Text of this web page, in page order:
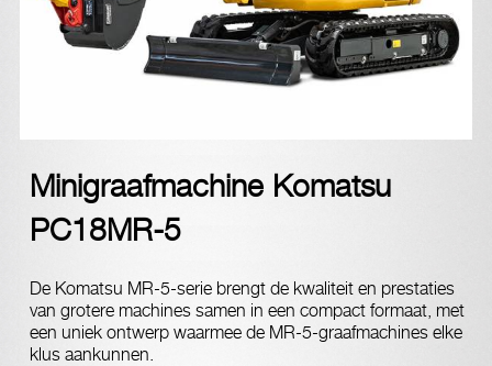
Minigraafmachine Komatsu
PC18MR-5
De Komatsu MR-5-serie brengt de kwaliteit en prestaties
van grotere machines samen in een compact formaat, met
een uniek ontwerp waarmee de MR-5-graafmachines elke
klus aankunnen.